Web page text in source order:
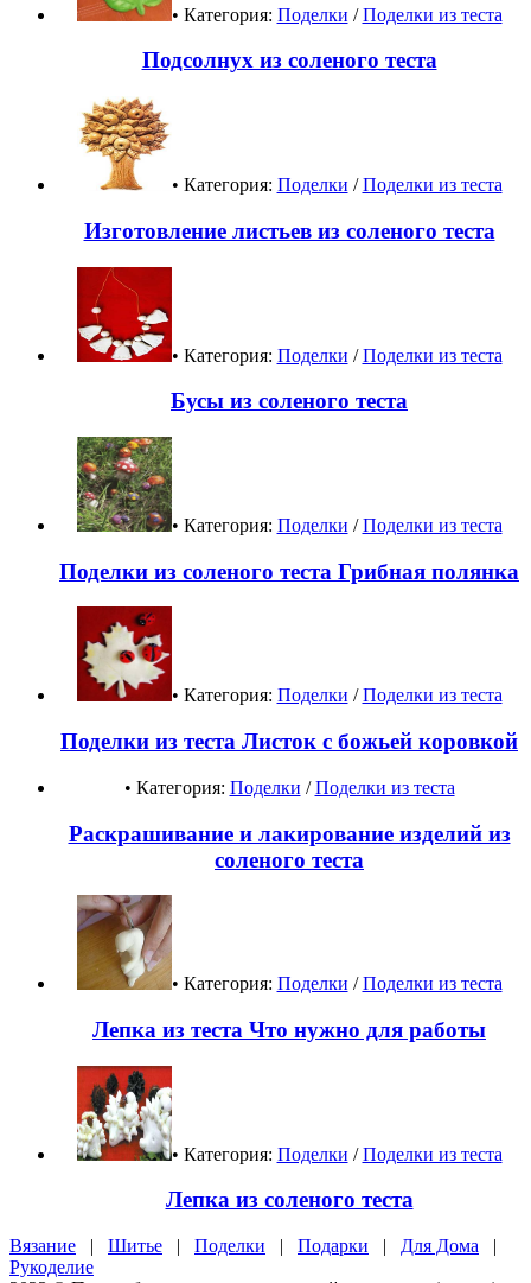
• Категория: Поделки /Поделки из теста
Подсолнух из соленого теста
• Категория: Поделки /Поделки из теста
Изготовление листьев из соленого теста
• Категория: Поделки /Поделки из теста
Бусы из соленого теста
• Категория: Поделки /Поделки из теста
Поделки из соленого теста Грибная полянка
• Категория: Поделки /Поделки из теста
Поделки из теста Листок с божьей коровкой
• Категория: Поделки /Поделки из теста
Раскрашивание и лакирование изделий из
соленого теста
• Категория: Поделки /Поделки из теста
Лепка из теста Что нужно для работы
• Категория: Поделки /Поделки из теста
Лепка из соленого теста
Вязание | Шитье | Поделки | Подарки | Для Дома |
Рукоделие